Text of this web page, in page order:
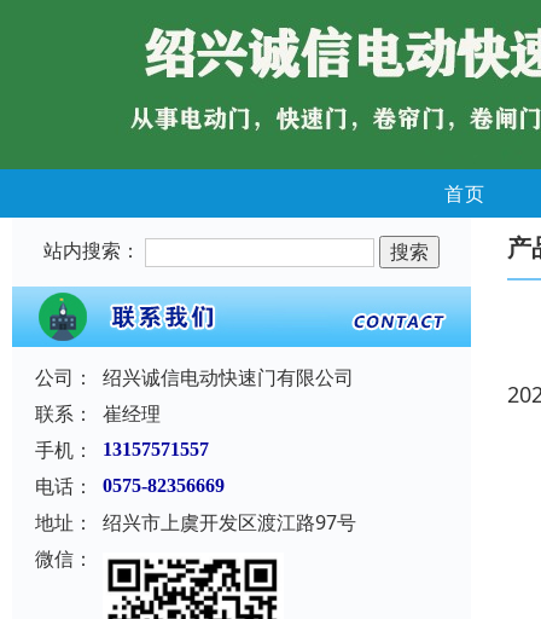
首页
站内搜索：
公司：
绍兴诚信电动快速门有限公司
联系：
崔经理
手机：
13157571557
电话： 0575-82356669
地址：
绍兴市上虞开发区渡江路97号
微信：
产